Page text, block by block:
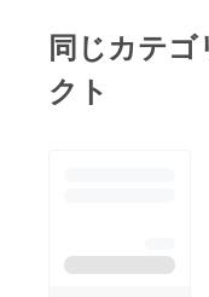
ションと
ト（左
器）、煕(琴
Showsey(
（日） め
これから
通してお
同じカテゴ
クト